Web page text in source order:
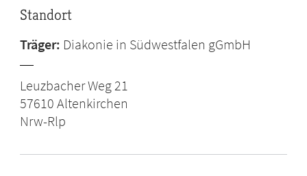
Standort
Träger: Diakonie in Südwestfalen gGmbH
Leuzbacher Weg 21
57610 Altenkirchen
Nrw-Rlp